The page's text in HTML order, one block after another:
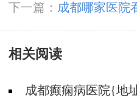
出来吗?
下一篇： 成都哪家医院
好不?
相关阅读
成都癫痫病医院{地